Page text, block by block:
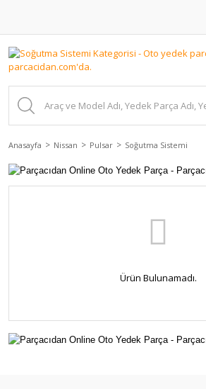
Anasayfa Nissan Pulsar Soğutma Sistemi
Ürün Bulunamadı.